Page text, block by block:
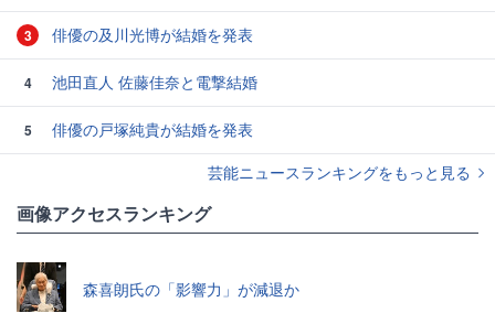
3 俳優の及川光博が結婚を発表
4 池田直人 佐藤佳奈と電撃結婚
5
俳優の戸塚純貴が結婚を発表
芸能ニュースランキングをもっと見る
画像アクセスランキング
森喜朗氏の「影響力」が減退か